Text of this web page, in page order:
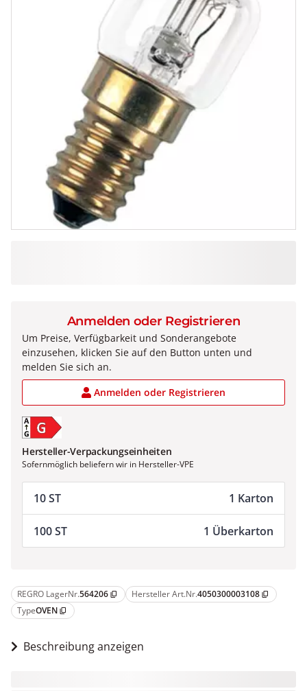
REGRO LagerNr.564206 content_copy Hersteller Art.Nr.4050300003108 content_copy
TypeOVEN content_copy
Beschreibung anzeigen
Anmelden oder Registrieren
Um Preise, Verfügbarkeit und Sonderangebote
einzusehen, klicken Sie auf den Button unten und
melden Sie sich an.
Anmelden oder Registrieren
Hersteller-Verpackungseinheiten
Sofernmöglich beliefern wir in Hersteller-VPE
10 ST 1 Karton
100 ST 1 Überkarton